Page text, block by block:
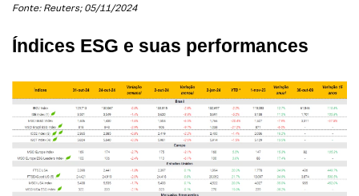
Fonte: Reuters; 05/11/2024
Índices ESG e suas performances